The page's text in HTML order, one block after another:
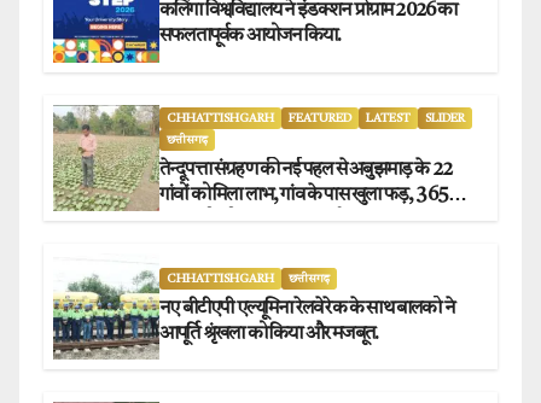
कलिंगा विश्वविद्यालय ने इंडक्शन प्रोग्राम 2026 का
सफलतापूर्वक आयोजन किया.
CHHATTISHGARH FEATURED LATEST
SLIDER
छत्तीसगढ़
तेन्दूपत्ता संग्रहण की नई पहल से अबुझमाड़ के 22
गांवों को मिला लाभ, गांव के पास खुला फड़, 365
CHHATTISHGARH छत्तीसगढ़
नए बीटीएपी एल्यूमिना रेलवे रेक के साथ बालको ने
आपूर्ति श्रृंखला को किया और मजबूत.